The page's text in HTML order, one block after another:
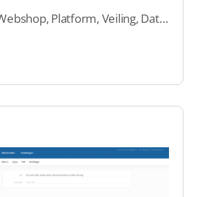
Website, Webshop, Platform, Veiling, Dating